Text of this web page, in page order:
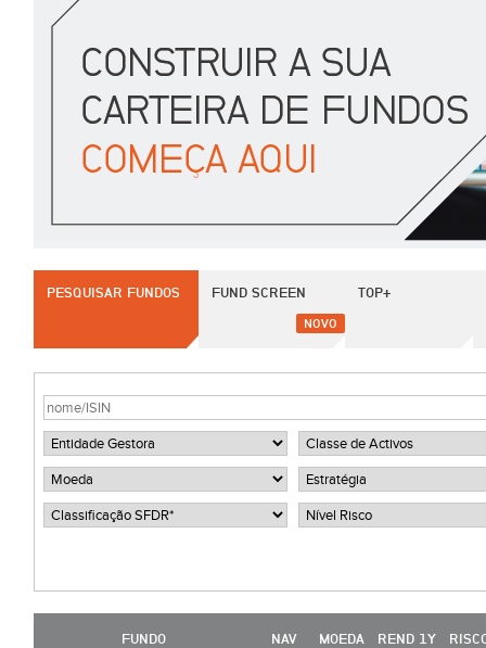
PESQUISAR FUNDOS FUND SCREEN
NOVO
TOP+
FUNDO NAV MOEDA REND 1Y